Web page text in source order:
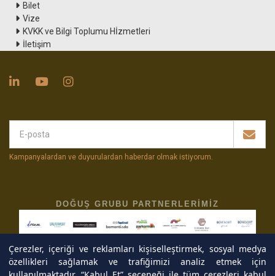
Çerezler, içeriği ve reklamları kişiselleştirmek, sosyal medya
özellikleri sağlamak ve trafiğimizi analiz etmek için
Bilet
Vize
KVKK ve Bilgi Toplumu Hİzmetleri
İletişim
Kampanyalardan ve duyurulardan haberdar olmak istiyorum.
DOĞUŞ GRUBU PARTNERLERIMIZ